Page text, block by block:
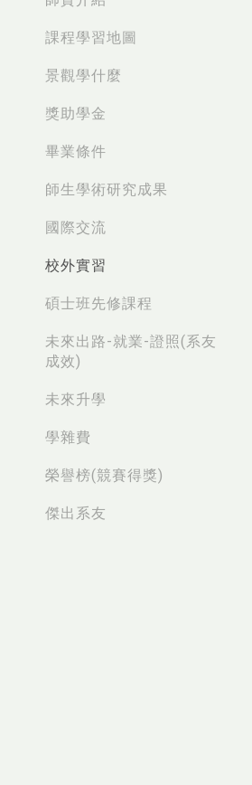
課程學習地圖
景觀學什麼
獎助學金
畢業條件
師生學術研究成果
國際交流
校外實習
碩士班先修課程
未來出路-就業-證照(系友
成效)
未來升學
學雜費
榮譽榜(競賽得獎)
傑出系友